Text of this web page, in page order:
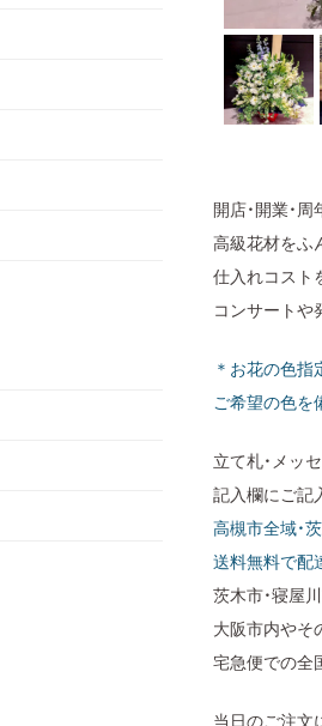
開店・開業・
高級花材をふ
仕入れコスト
コンサートや
＊お花の色指
ご希望の色を
立て札・メッ
記入欄にご記
高槻市全域・
送料無料で配
茨木市・寝屋
大阪市内やそ
宅急便での全
当日のご注文